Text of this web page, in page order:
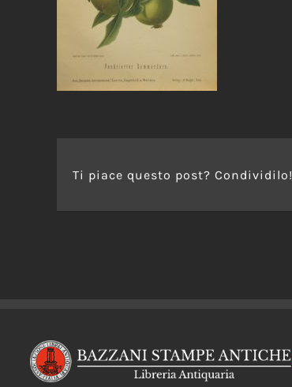
Ti piace questo post? Condividilo!